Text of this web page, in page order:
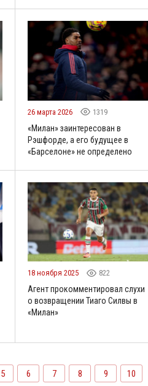
26 марта 2026 1319
«Милан» заинтересован в
Рэшфорде, а его будущее в
«Барселоне» не определено
18 ноября 2025 822
Агент прокомментировал слухи
о возвращении Тиаго Силвы в
«Милан»
5 6 7 8 9 10